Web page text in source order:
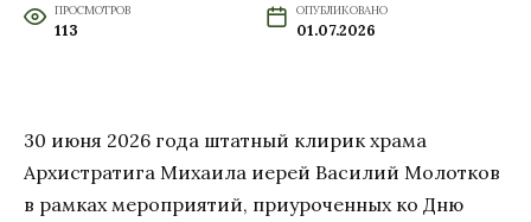
ПРОСМОТРОВ
113
ОПУБЛИКОВАНО
01.07.2026
30 июня 2026 года штатный клирик храма
Архистратига Михаила иерей Василий Молотков
в рамках мероприятий, приуроченных ко Дню